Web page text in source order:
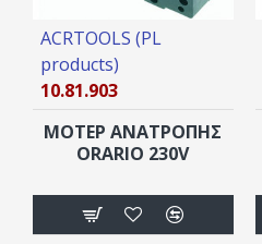
ACRTOOLS (PL
products)
10.81.903
ΜΟΤΕΡ ΑΝΑΤΡΟΠΗΣ
ORARIO 230V